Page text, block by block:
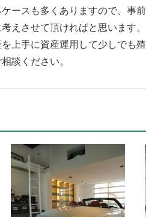
ースも多くありますので、事
えさせて頂ければと思います。
上手に資産運用して少しでも
談ください。